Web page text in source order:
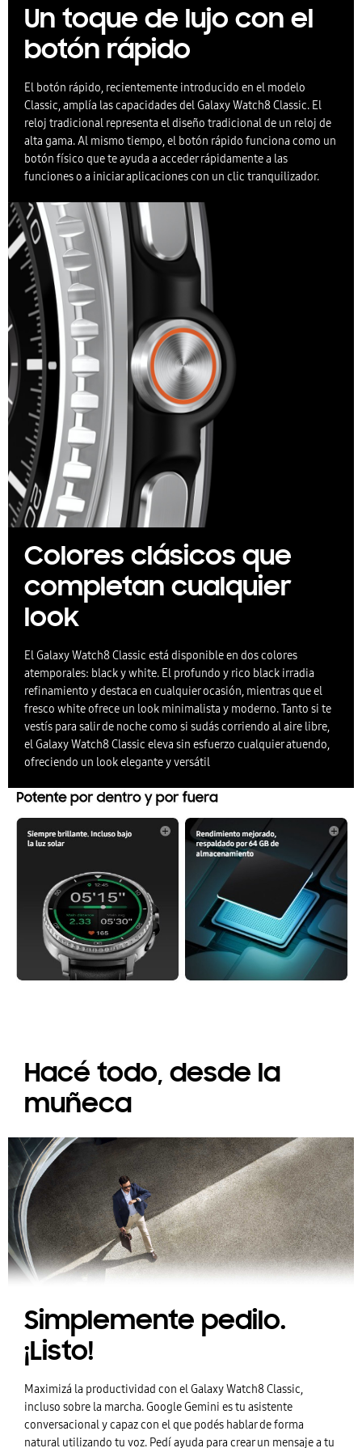
Un toque de lujo con el
botón rápido
El botón rápido, recientemente introducido en el modelo
Classic, amplía las capacidades del Galaxy Watch8 Classic. El
reloj tradicional representa el diseño tradicional de un reloj de
alta gama. Al mismo tiempo, el botón rápido funciona como un
botón físico que te ayuda a acceder rápidamente a las
funciones o a iniciar aplicaciones con un clic tranquilizador.
Colores clásicos que
completan cualquier
look
El Galaxy Watch8 Classic está disponible en dos colores
atemporales: black y white. El profundo y rico black irradia
refinamiento y destaca en cualquier ocasión, mientras que el
fresco white ofrece un look minimalista y moderno. Tanto si te
vestís para salir de noche como si sudás corriendo al aire libre,
el Galaxy Watch8 Classic eleva sin esfuerzo cualquier atuendo,
ofreciendo un look elegante y versátil
Hacé todo, desde la
muñeca
Simplemente pedilo.
¡Listo!
Maximizá la productividad con el Galaxy Watch8 Classic,
incluso sobre la marcha. Google Gemini es tu asistente
conversacional y capaz con el que podés hablar de forma
natural utilizando tu voz. Pedí ayuda para crear un mensaje a tu